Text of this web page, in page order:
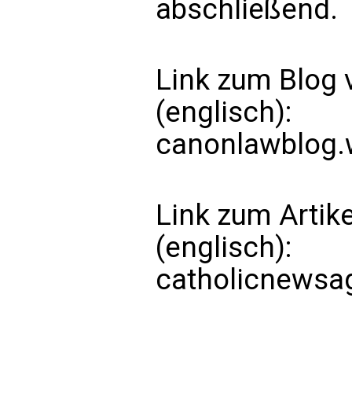
abschließend.
Link zum Blog
(englisch):
Link zum
(englisch):